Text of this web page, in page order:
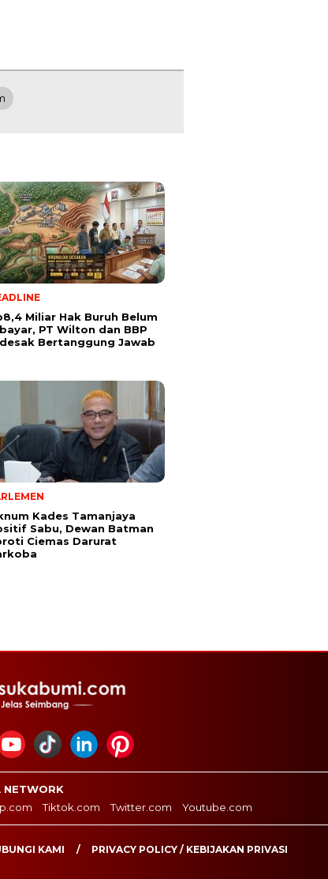
Miliar Hak Buruh Belum
PT Wilton dan BBP
Bertanggung Jawab
Kades Tamanjaya
Sabu, Dewan Batman
Ciemas Darurat
NETWORK
Tiktok.com Twitter.com Youtube.com
KAMI PRIVACY POLICY / KEBIJAKAN PRIVASI